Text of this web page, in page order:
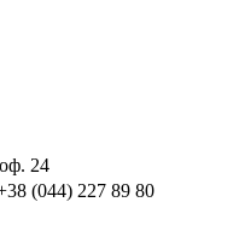
24
(044) 227 89 80